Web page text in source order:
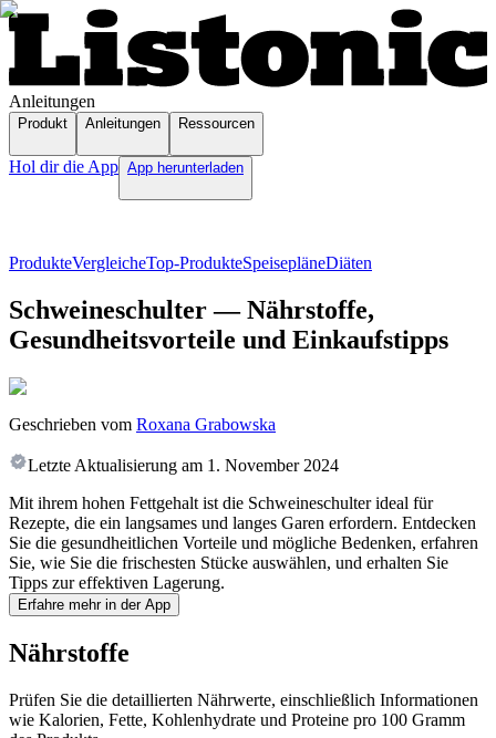
Anleitungen
Produkt Anleitungen Ressourcen
Hol dir die App App herunterladen
ProdukteVergleicheTop-ProdukteSpeisepläneDiäten
Schweineschulter — Nährstoffe,
Gesundheitsvorteile und Einkaufstipps
Geschrieben vom Roxana Grabowska
Letzte Aktualisierung am 1. November 2024
Mit ihrem hohen Fettgehalt ist die Schweineschulter ideal für
Rezepte, die ein langsames und langes Garen erfordern. Entdecken
Sie die gesundheitlichen Vorteile und mögliche Bedenken, erfahren
Sie, wie Sie die frischesten Stücke auswählen, und erhalten Sie
Tipps zur effektiven Lagerung.
Erfahre mehr in der App
Nährstoffe
Prüfen Sie die detaillierten Nährwerte, einschließlich Informationen
wie Kalorien, Fette, Kohlenhydrate und Proteine pro 100 Gramm